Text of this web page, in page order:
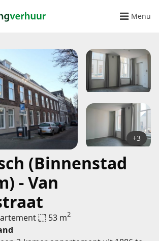
Menu
(Binnenstad
- Van
53 m2
+3